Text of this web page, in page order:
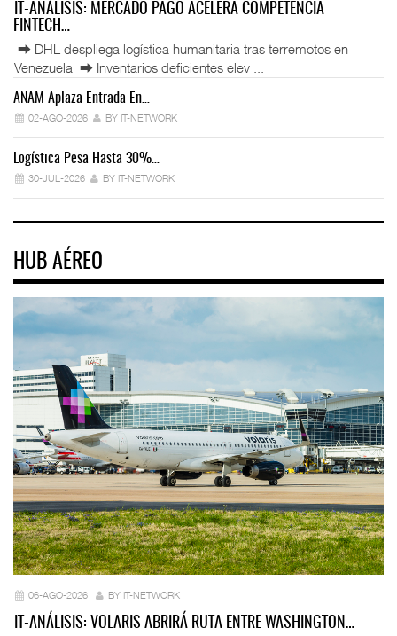
IT-ANÁLISIS: MERCADO PAGO ACELERA COMPETENCIA
FINTECH…
⮕ DHL despliega logística humanitaria tras terremotos en
Venezuela ⮕ Inventarios deficientes elev ...
ANAM Aplaza Entrada En…
02-AGO-2026 BY IT-NETWORK
Logística Pesa Hasta 30%…
30-JUL-2026 BY IT-NETWORK
HUB AÉREO
06-AGO-2026 BY IT-NETWORK
IT-ANÁLISIS: VOLARIS ABRIRÁ RUTA ENTRE WASHINGTON…